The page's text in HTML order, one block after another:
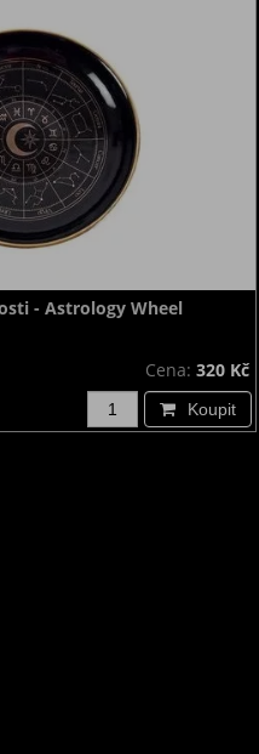
- Astrology Wheel
Cena: 320 Kč
Koupit